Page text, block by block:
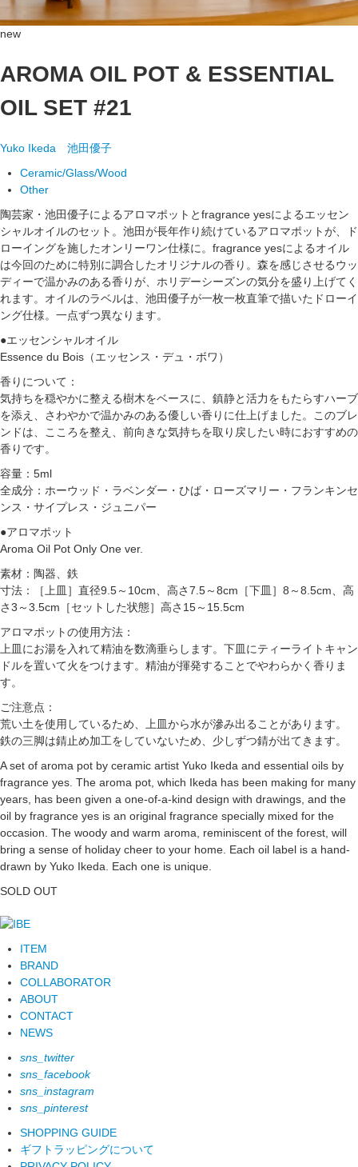
new
AROMA OIL POT & ESSENTIAL
OIL SET #21
Yuko Ikeda 池田優子
Ceramic/Glass/Wood
Other
陶芸家・池田優子によるアロマポットとfragrance yesによるエッセン
シャルオイルのセット。池田が長年作り続けているアロマポットが、ド
ローイングを施したオンリーワン仕様に。fragrance yesによるオイル
は今回のために特別に調合したオリジナルの香り。森を感じさせるウッ
ディーで温かみのある香りが、ホリデーシーズンの気分を盛り上げてく
れます。オイルのラベルは、池田優子が一枚一枚直筆で描いたドローイ
ング仕様。一点ずつ異なります。
●エッセンシャルオイル
Essence du Bois（エッセンス・デュ・ボワ）
香りについて：
気持ちを穏やかに整える樹木をベースに、鎮静と活力をもたらすハーブ
を添え、さわやかで温かみのある優しい香りに仕上げました。このブレ
ンドは、こころを整え、前向きな気持ちを取り戻したい時におすすめの
香りです。
容量：5ml
全成分：ホーウッド・ラベンダー・ひば・ローズマリー・フランキンセ
ンス・サイプレス・ジュニパー
●アロマポット
Aroma Oil Pot Only One ver.
素材：陶器、鉄
寸法：［上皿］直径9.5～10cm、高さ7.5～8cm［下皿］8～8.5cm、高
さ3～3.5cm［セットした状態］高さ15～15.5cm
アロマポットの使用方法：
上皿にお湯を入れて精油を数滴垂らします。下皿にティーライトキャン
ドルを置いて火をつけます。精油が揮発することでやわらかく香りま
す。
ご注意点：
荒い土を使用しているため、上皿から水が滲み出ることがあります。
鉄の三脚は錆止め加工をしていないため、少しずつ錆が出てきます。
A set of aroma pot by ceramic artist Yuko Ikeda and essential oils by
fragrance yes. The aroma pot, which Ikeda has been making for many
years, has been given a one-of-a-kind design with drawings, and the
oil by fragrance yes is an original fragrance specially mixed for the
occasion. The woody and warm aroma, reminiscent of the forest, will
bring a sense of holiday cheer to your home. Each oil label is a hand-
drawn by Yuko Ikeda. Each one is unique.
SOLD OUT
ITEM
BRAND
COLLABORATOR
ABOUT
CONTACT
NEWS
sns_twitter
sns_facebook
sns_instagram
sns_pinterest
SHOPPING GUIDE
ギフトラッピングについて